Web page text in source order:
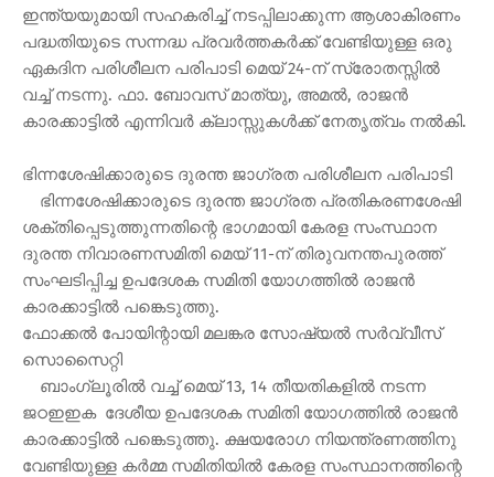
ഇന്ത്യയുമായി സഹകരിച്ച് നടപ്പിലാക്കുന്ന ആശാകിരണം
പദ്ധതിയുടെ സന്നദ്ധ പ്രവര്‍ത്തകര്‍ക്ക് വേണ്ടിയുള്ള ഒരു
ഏകദിന പരിശീലന പരിപാടി മെയ് 24-ന് സ്രോതസ്സില്‍
വച്ച് നടന്നു. ഫാ. ബോവസ് മാത്യു, അമല്‍, രാജന്‍
കാരക്കാട്ടില്‍ എന്നിവര്‍ ക്ലാസ്സുകള്‍ക്ക് നേതൃത്വം നല്‍കി.
ഭിന്നശേഷിക്കാരുടെ ദുരന്ത ജാഗ്രത പരിശീലന പരിപാടി
ഭിന്നശേഷിക്കാരുടെ ദുരന്ത ജാഗ്രത പ്രതികരണശേഷി
ശക്തിപ്പെടുത്തുന്നതിന്റെ ഭാഗമായി കേരള സംസ്ഥാന
ദുരന്ത നിവാരണസമിതി മെയ് 11-ന് തിരുവനന്തപുരത്ത്
സംഘടിപ്പിച്ച ഉപദേശക സമിതി യോഗത്തില്‍ രാജന്‍
കാരക്കാട്ടില്‍ പങ്കെടുത്തു.
ഫോക്കല്‍ പോയിന്റായി മലങ്കര സോഷ്യല്‍ സര്‍വ്വീസ്
സൊസൈറ്റി
ബാംഗ്ലൂരില്‍ വച്ച് മെയ് 13, 14 തീയതികളില്‍ നടന്ന
ജഠഇഇക ദേശീയ ഉപദേശക സമിതി യോഗത്തില്‍ രാജന്‍
കാരക്കാട്ടില്‍ പങ്കെടുത്തു. ക്ഷയരോഗ നിയന്ത്രണത്തിനു
വേണ്ടിയുള്ള കര്‍മ്മ സമിതിയില്‍ കേരള സംസ്ഥാനത്തിന്റെ